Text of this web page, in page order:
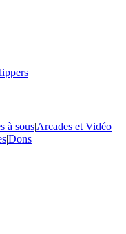
à sous|Arcades et Vidéo
|Dons